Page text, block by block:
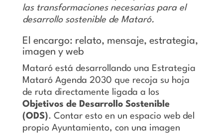
las transformaciones necesarias para el
desarrollo sostenible de Mataró.
El encargo: relato, mensaje, estrategia,
imagen y web
Mataró está desarrollando una Estrategia
Mataró Agenda 2030 que recoja su hoja
de ruta directamente ligada a los
Objetivos de Desarrollo Sostenible
(ODS). Contar esto en un espacio web del
propio Ayuntamiento, con una imagen